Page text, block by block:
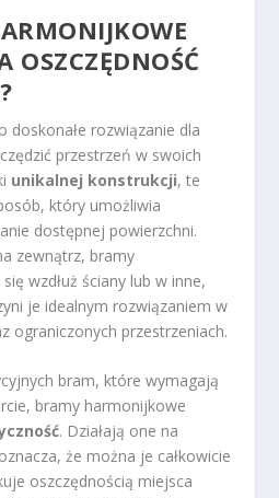
OSZCZĘDNOŚĆ
doskonałe rozwiązanie dla
przestrzeń w swoich
unikalnej konstrukcji, te
który umożliwia
dostępnej powierzchni.
zewnątrz, bramy
wzdłuż ściany lub w inne,
je idealnym rozwiązaniem w
ograniczonych przestrzeniach.
bram, które wymagają
bramy harmonijkowe
. Działają one na
że można je całkowicie
oszczędnością miejsca